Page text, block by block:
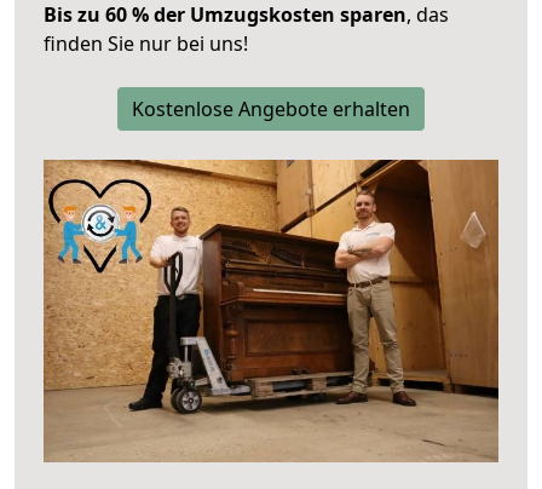
Bis zu 60 % der Umzugskosten sparen, das
finden Sie nur bei uns!
Kostenlose Angebote erhalten